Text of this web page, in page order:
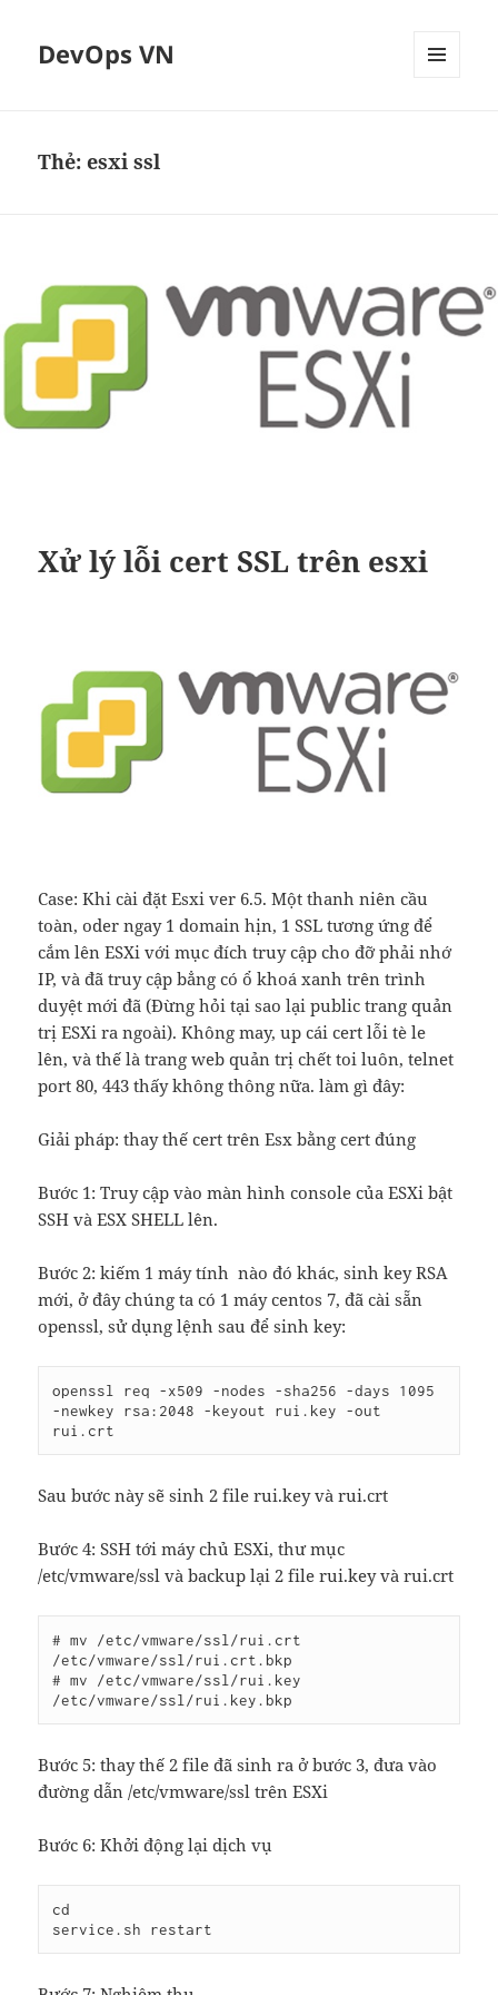
DevOps VN
Thẻ:esxi ssl
Xử lý lỗi cert SSL trên esxi
Case: Khi cài đặt Esxi ver 6.5. Một thanh niên cầu
toàn, oder ngay 1 domain hịn, 1 SSL tương ứng để
cắm lên ESXi với mục đích truy cập cho đỡ phải nhớ
IP, và đã truy cập bẳng có ổ khoá xanh trên trình
duyệt mới đã (Đừng hỏi tại sao lại public trang quản
trị ESXi ra ngoài). Không may, up cái cert lỗi tè le
lên, và thế là trang web quản trị chết toi luôn, telnet
port 80, 443 thấy không thông nữa. làm gì đây:
Giải pháp: thay thế cert trên Esx bằng cert đúng
Bước 1: Truy cập vào màn hình console của ESXi bật
SSH và ESX SHELL lên.
Bước 2: kiếm 1 máy tính nào đó khác, sinh key RSA
mới, ở đây chúng ta có 1 máy centos 7, đã cài sẵn
openssl, sử dụng lệnh sau để sinh key:
openssl req -x509 -nodes -sha256 -days 1095
-newkey rsa:2048 -keyout rui.key -out
rui.crt
Sau bước này sẽ sinh 2 file rui.key và rui.crt
Bước 4: SSH tới máy chủ ESXi, thư mục
/etc/vmware/ssl và backup lại 2 file rui.key và rui.crt
# mv /etc/vmware/ssl/rui.crt
/etc/vmware/ssl/rui.crt.bkp
# mv /etc/vmware/ssl/rui.key
/etc/vmware/ssl/rui.key.bkp
Bước 5: thay thế 2 file đã sinh ra ở bước 3, đưa vào
đường dẫn /etc/vmware/ssl trên ESXi
Bước 6: Khởi động lại dịch vụ
cd
service.sh restart